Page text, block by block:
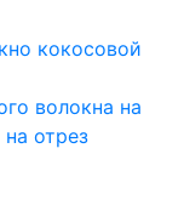
кокосовой
волокна на
отрез